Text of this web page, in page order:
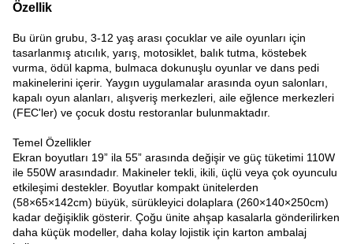
Özellik
Bu ürün grubu, 3-12 yaş arası çocuklar ve aile oyunları için
tasarlanmış atıcılık, yarış, motosiklet, balık tutma, köstebek
vurma, ödül kapma, bulmaca dokunuşlu oyunlar ve dans pedi
makinelerini içerir. Yaygın uygulamalar arasında oyun salonları,
kapalı oyun alanları, alışveriş merkezleri, aile eğlence merkezleri
(FEC'ler) ve çocuk dostu restoranlar bulunmaktadır.
Temel Özellikler
Ekran boyutları 19” ila 55” arasında değişir ve güç tüketimi 110W
ile 550W arasındadır. Makineler tekli, ikili, üçlü veya çok oyunculu
etkileşimi destekler. Boyutlar kompakt ünitelerden
(58×65×142cm) büyük, sürükleyici dolaplara (260×140×250cm)
kadar değişiklik gösterir. Çoğu ünite ahşap kasalarla gönderilirken
daha küçük modeller, daha kolay lojistik için karton ambalaj